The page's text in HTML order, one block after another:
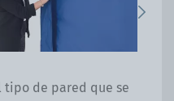
tipo de pared que se